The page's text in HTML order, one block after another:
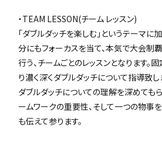
・TEAM LESSON(チーム レッスン)
「ダブルダッチを楽しむ」というテーマに
分にもフォーカスを当て、本気で大会制
行う、チームごとのレッスンとなります。
り濃く深くダブルダッチについて指導致し
ダブルダッチについての理解を深めても
ームワークの重要性、そして一つの物事
も伝えて参ります。